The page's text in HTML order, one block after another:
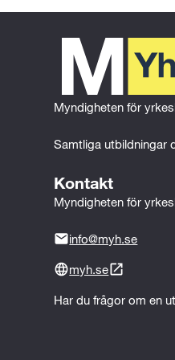
Myndigheten för
Samtliga utbildningar
Kontakt
Myndigheten för
info@myh.se
myh.se
Har du frågor om en